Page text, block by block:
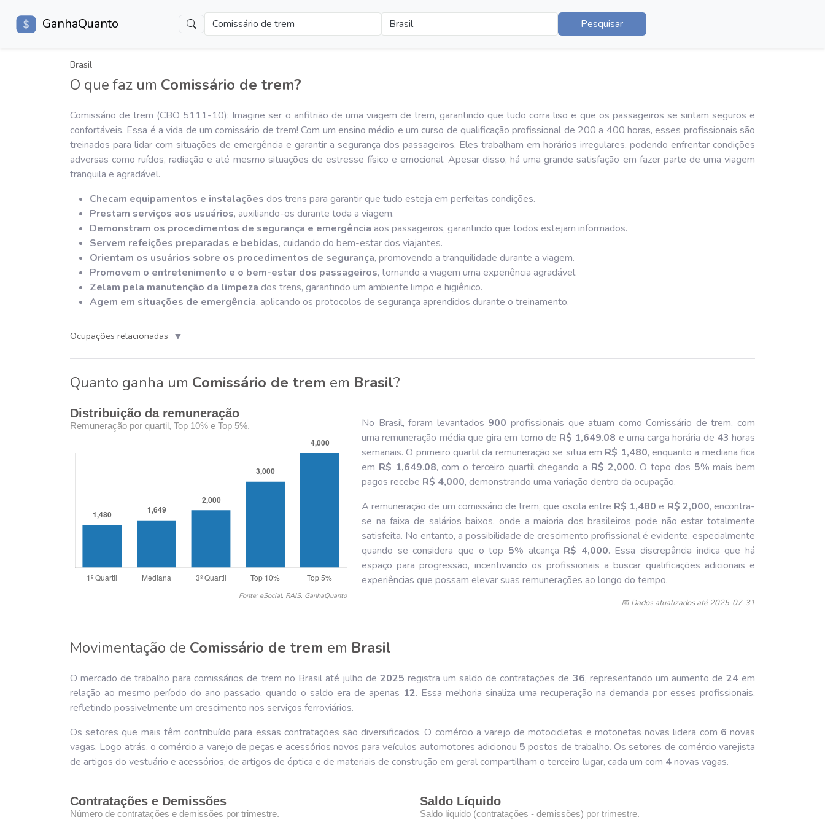
GanhaQuanto Comissário de trem Brasil Pesquisar
Brasil
O que faz um Comissário de trem?
Comissário de trem (CBO 5111-10): Imagine ser o anfitrião de uma viagem de trem, garantindo que tudo corra liso e que os passageiros se sintam seguros e
confortáveis. Essa é a vida de um comissário de trem! Com um ensino médio e um curso de qualificação profissional de 200 a 400 horas, esses profissionais são
treinados para lidar com situações de emergência e garantir a segurança dos passageiros. Eles trabalham em horários irregulares, podendo enfrentar condições
adversas como ruídos, radiação e até mesmo situações de estresse físico e emocional. Apesar disso, há uma grande satisfação em fazer parte de uma viagem
tranquila e agradável.
Checam equipamentos e instalações dos trens para garantir que tudo esteja em perfeitas condições.
Prestam serviços aos usuários, auxiliando-os durante toda a viagem.
Demonstram os procedimentos de segurança e emergência aos passageiros, garantindo que todos estejam informados.
Servem refeições preparadas e bebidas, cuidando do bem-estar dos viajantes.
Orientam os usuários sobre os procedimentos de segurança, promovendo a tranquilidade durante a viagem.
Promovem o entretenimento e o bem-estar dos passageiros, tornando a viagem uma experiência agradável.
Zelam pela manutenção da limpeza dos trens, garantindo um ambiente limpo e higiênico.
Agem em situações de emergência, aplicando os protocolos de segurança aprendidos durante o treinamento.
Ocupações relacionadas ▼
Quanto ganha um Comissário de trem em Brasil?
Distribuição da remuneração
Remuneração por quartil, Top 10% e Top 5%.
Fonte: eSocial, RAIS, GanhaQuanto
No Brasil, foram levantados 900 profissionais que atuam como Comissário de trem, com
uma remuneração média que gira em torno de R$ 1,649.08 e uma carga horária de 43 horas
semanais. O primeiro quartil da remuneração se situa em R$ 1,480, enquanto a mediana fica
em R$ 1,649.08, com o terceiro quartil chegando a R$ 2,000. O topo dos 5% mais bem
pagos recebe R$ 4,000, demonstrando uma variação dentro da ocupação.
A remuneração de um comissário de trem, que oscila entre R$ 1,480 e R$ 2,000, encontra-
se na faixa de salários baixos, onde a maioria dos brasileiros pode não estar totalmente
satisfeita. No entanto, a possibilidade de crescimento profissional é evidente, especialmente
quando se considera que o top 5% alcança R$ 4,000. Essa discrepância indica que há
espaço para progressão, incentivando os profissionais a buscar qualificações adicionais e
experiências que possam elevar suas remunerações ao longo do tempo.
📅 Dados atualizados até 2025-07-31
Movimentação de Comissário de trem em Brasil
O mercado de trabalho para comissários de trem no Brasil até julho de 2025 registra um saldo de contratações de 36, representando um aumento de 24em
relação ao mesmo período do ano passado, quando o saldo era de apenas 12. Essa melhoria sinaliza uma recuperação na demanda por esses profissionais,
refletindo possivelmente um crescimento nos serviços ferroviários.
Os setores que mais têm contribuído para essas contratações são diversificados. O comércio a varejo de motocicletas e motonetas novas lidera com 6 novas
vagas. Logo atrás, o comércio a varejo de peças e acessórios novos para veículos automotores adicionou 5 postos de trabalho. Os setores de comércio varejista
de artigos do vestuário e acessórios, de artigos de óptica e de materiais de construção em geral compartilham o terceiro lugar, cada um com 4novas vagas.
Contratações e Demissões
Número de contratações e demissões por trimestre.
Saldo Líquido
Saldo líquido (contratações - demissões) por trimestre.